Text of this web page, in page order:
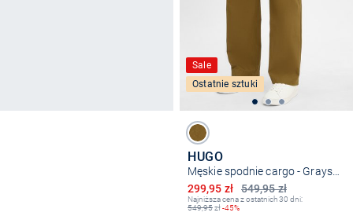
Sale
Ostatnie sztuki
HUGO
Męskie spodnie cargo - Graysen
549,95 zł
Obniżona cena
299,95 zł
Najniższa cena z ostatnich 30 dni:
549,95zł-45%